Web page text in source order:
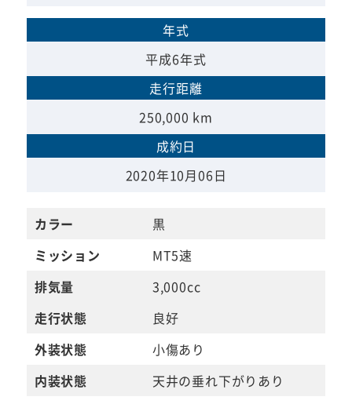
年式
平成6年式
走行距離
250,000 km
成約日
2020年10月06日
カラー
黒
ミッション
MT5速
排気量
3,000cc
走行状態
良好
外装状態
小傷あり
内装状態
天井の垂れ下がりあり